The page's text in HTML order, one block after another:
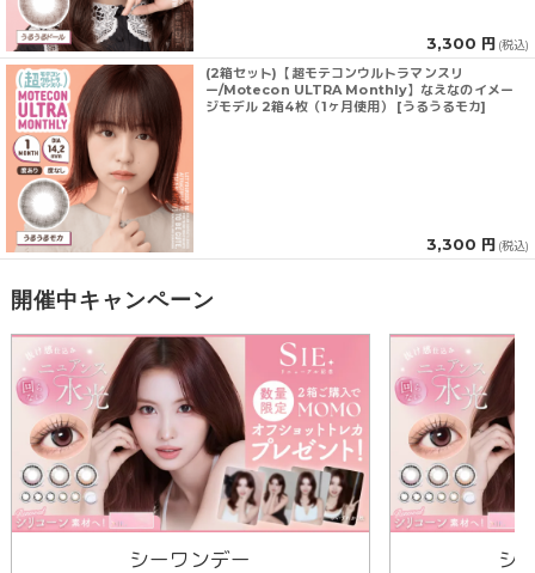
3,300 円 (税込)
(2箱セット)【超モテコンウルトラマンスリ
ー/Motecon ULTRA Monthly】なえなのイメー
ジモデル 2箱4枚（1ヶ月使用） [うるうるモカ]
3,300 円 (税込)
開催中キャンペーン
シーワンデー
シ